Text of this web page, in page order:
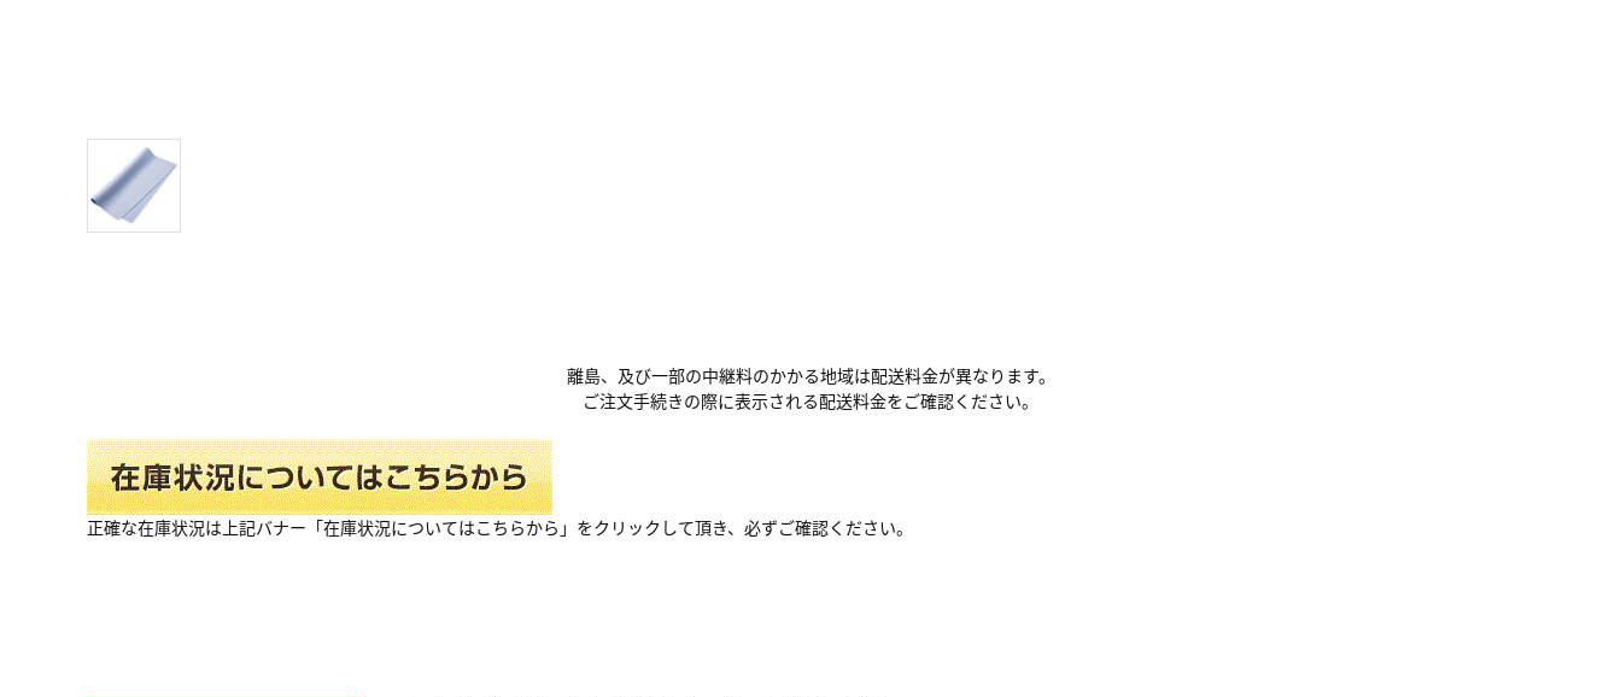
離島、及び一部の中継料のかかる地域は配送料金が異なります。
ご注文手続きの際に表示される配送料金をご確認ください。
正確な在庫状況は上記バナー「在庫状況についてはこちらから」をクリックして頂き、必ずご確認ください。